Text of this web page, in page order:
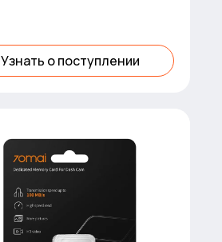
Узнать о поступлении